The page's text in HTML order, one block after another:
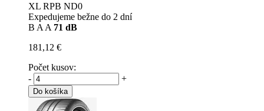
XL RPB ND0
Expedujeme bežne do 2 dní
B A A 71 dB
181,12 €
Počet kusov:
-
+
Do košíka